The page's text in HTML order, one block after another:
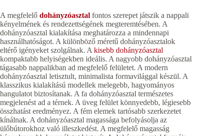
A megfelelő dohányzóasztal fontos szerepet játszik a nappali
kényelmének és rendezettségének megteremtésében. A
dohányzóasztal kialakítása meghatározza a mindennapi
használhatóságot. A különböző méretű dohányzóasztalok
eltérő igényeket szolgálnak. Akisebb dohányzóasztal
kompaktabb helyiségekben ideális. A nagyobb dohányzóasztal
tágasabb nappalikban ad megfelelő felületet. A modern
dohányzóasztal letisztult, minimalista formavilággal készül. A
klasszikus kialakítású modellek melegebb, hagyományos
hangulatot biztosítanak. A fa dohányzóasztal természetes
megjelenést ad a térnek. A üveg felület könnyedebb, légiesebb
összhatást eredményez. A fém elemek tartósabb szerkezetet
kínálnak. A dohányzóasztal magassága befolyásolja az
ülőbútorokhoz való illeszkedést. A megfelelő magasság